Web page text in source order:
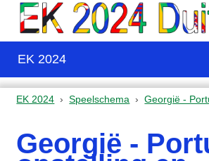
EK 2024
EK 2024 Speelschema Georgië -
Georgië -